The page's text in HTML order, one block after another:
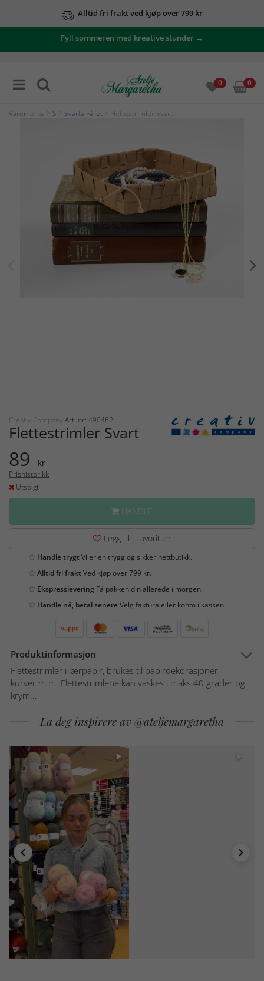
Alltid fri frakt ved kjøp over 799 kr
Fyll sommeren med kreative stunder →
0 0
Varemerke S Svarta Fåret > Flettestrimler Svart
Creativ Company Art. nr: 490482
Flettestrimler Svart
89 kr
Prishistorikk
Utsolgt
HANDLE
Legg til i Favoritter
Handle trygtVi er en trygg og sikker nettbutikk.
Alltid fri fraktVed kjøp over 799 kr.
Ekspresslevering Få pakken din allerede i morgen.
Handle nå, betal senereVelg faktura eller konto i kassen.
Produktinformasjon
Flettestrimler i lærpapir, brukes til papirdekorasjoner,
kurver m.m. Flettestrimlene kan vaskes i maks 40 grader og
krym...
La deg inspirere av @ateljemargaretha